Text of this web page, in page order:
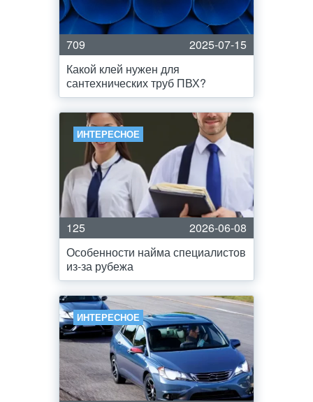
709
2025-07-15
Какой клей нужен для
сантехнических труб ПВХ?
ИНТЕРЕСНОЕ
125
2026-06-08
Особенности найма специалистов
из-за рубежа
ИНТЕРЕСНОЕ